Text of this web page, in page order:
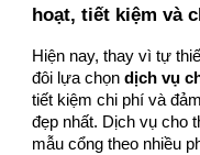
hoạt, tiết kiệm và
Hiện nay, thay vì tự
đôi lựa chọndịch vụ
tiết kiệm chi phí và
đẹp nhất. Dịch vụ cho
mẫu cổng theo nhiều